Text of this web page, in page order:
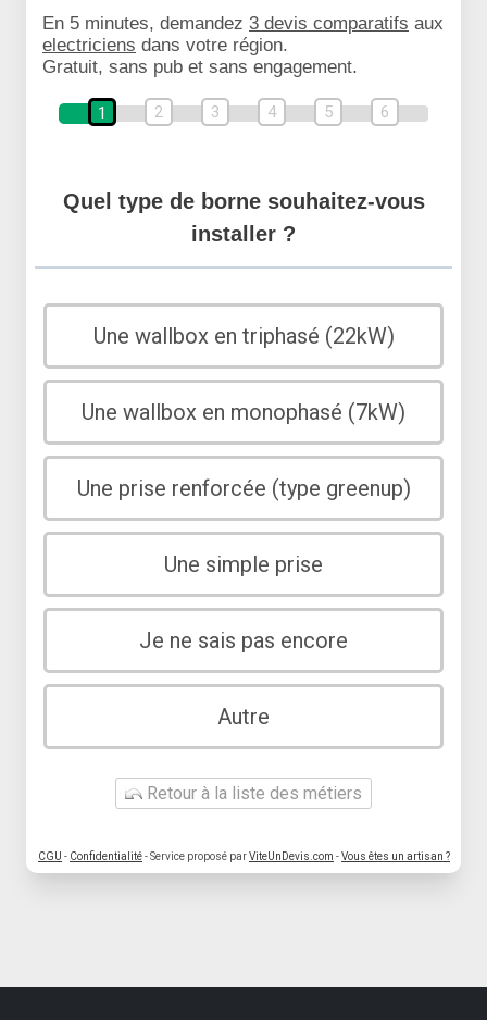
En 5 minutes, demandez 3 devis comparatifs aux
electriciens dans votre région.
Gratuit, sans pub et sans engagement.
1 2 3 4 5 6
Quel type de borne souhaitez-vous
installer ?
Une wallbox en triphasé (22kW)
Une wallbox en monophasé (7kW)
Une prise renforcée (type greenup)
Une simple prise
Je ne sais pas encore
Autre
Retour à la liste des métiers
CGU - Confidentialité- Service proposé parViteUnDevis.com -Vous êtes un artisan ?